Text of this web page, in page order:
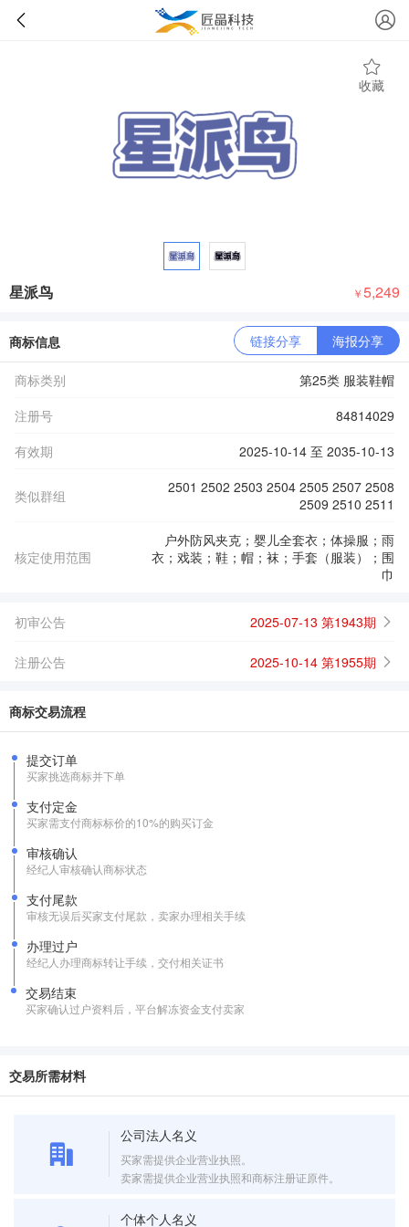
收藏
星派鸟 ￥5,249
商标信息 链接分享 海报分享
商标类别
第25类 服装鞋帽
注册号
84814029
有效期
2025-10-14 至 2035-10-13
类似群组
2501 2502 2503 2504 2505 2507 2508
2509 2510 2511
核定使用范围
户外防风夹克；婴儿全套衣；体操服；雨
衣；戏装；鞋；帽；袜；手套（服装）；围
巾
初审公告 2025-07-13 第1943期
注册公告 2025-10-14 第1955期
商标交易流程
提交订单
买家挑选商标并下单
支付定金
买家需支付商标标价的10%的购买订金
审核确认
经纪人审核确认商标状态
支付尾款
审核无误后买家支付尾款，卖家办理相关手续
办理过户
经纪人办理商标转让手续，交付相关证书
交易结束
买家确认过户资料后，平台解冻资金支付卖家
交易所需材料
公司法人名义
买家需提供企业营业执照。
卖家需提供企业营业执照和商标注册证原件。
个体个人名义